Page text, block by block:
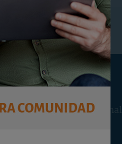
oferta promocional!